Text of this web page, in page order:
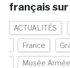
français
ACTUALITÉS
France
Musée Armée